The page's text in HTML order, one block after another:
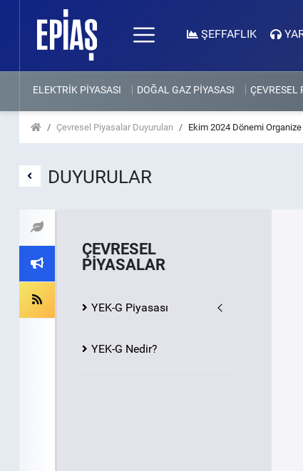
ŞEFFAFLIK
ELEKTRİK PİYASASI DOĞAL GAZ PİYASASI ÇEVRESEL
Çevresel Piyasalar Duyuruları Ekim 2024 Dönemi
DUYURULAR
ÇEVRESEL
PİYASALAR
YEK-G Piyasası
YEK-G Nedir?